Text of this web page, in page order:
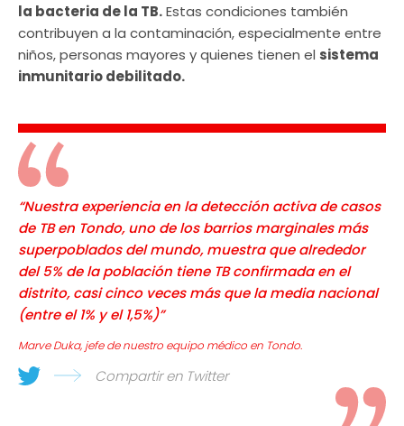
la bacteria de la TB.Estas condiciones también
contribuyen a la contaminación, especialmente entre
niños, personas mayores y quienes tienen el sistema
inmunitario debilitado.
“Nuestra experiencia en la detección activa de casos
de TB en Tondo, uno de los barrios marginales más
superpoblados del mundo, muestra que alrededor
del 5% de la población tiene TB confirmada en el
distrito, casi cinco veces más que la media nacional
(entre el 1% y el 1,5%)”
Marve Duka, jefe de nuestro equipo médico en Tondo.
Compartir en Twitter